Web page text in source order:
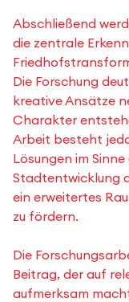
Abschließend
die zentrale
Die Forschung
kreative Ansätze
Charakter
Arbeit besteht
Lösungen im
Stadtentwicklung
ein erweitertes
zu fördern.
Die
Beitrag, der auf
aufmerksam